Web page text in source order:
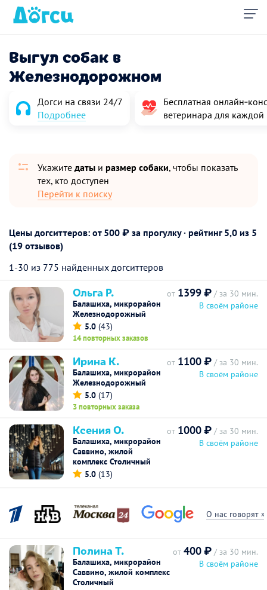
Выгул собак в
Железнодорожном
Догси на связи 24/7
Подробнее
Бесплатная
ветеринара для
Укажите даты и размер собаки, чтобы показать
тех, кто доступен
Перейти к поиску
Цены догситтеров: от 500 ₽ за прогулку · рейтинг 5,0 из 5
(19 отзывов)
1-30 из 775 найденных догситтеров
Ольга Р.
Балашиха, микрорайон
Железнодорожный
5.0 (43)
14 повторных заказов
от 1399 ₽ / за 30 мин.
В своём районе
Ирина К.
Балашиха, микрорайон
Железнодорожный
5.0 (17)
3 повторных заказа
от 1100 ₽ / за 30 мин.
В своём районе
Ксения О.
Балашиха, микрорайон
Саввино, жилой
комплекс Столичный
5.0 (13)
от 1000 ₽ / за 30 мин.
В своём районе
О нас говорят »
Полина Т.
Балашиха, микрорайон
Саввино, жилой комплекс
Столичный
от 400 ₽ / за 30 мин.
В своём районе